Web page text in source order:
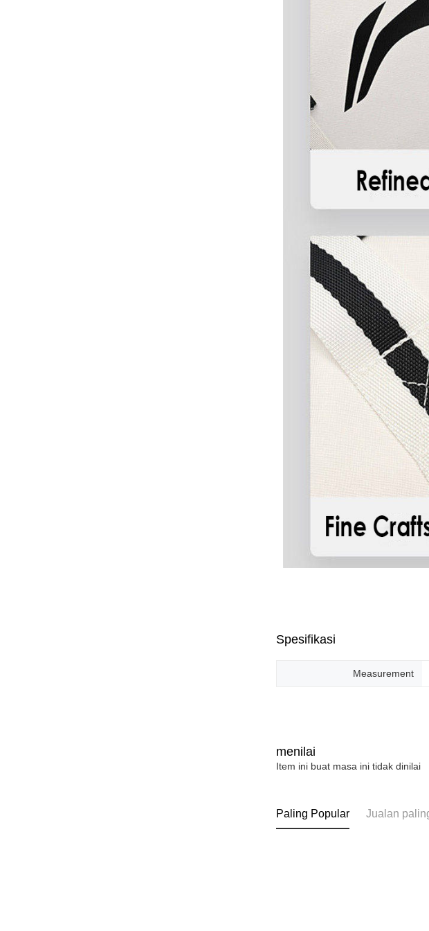
Spesifikasi
Measurement
menilai
Item ini buat masa ini tidak dinilai
Paling Popular Jualan